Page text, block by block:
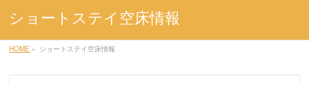
ショートステイ空床情報
HOME » ショートステイ空床情報